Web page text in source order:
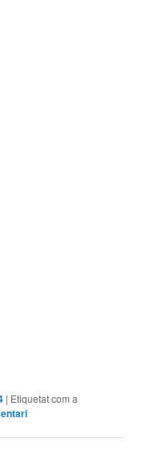
| Etiquetat com a